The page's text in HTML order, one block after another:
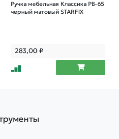
Ручка мебельная Классика РВ-65
черный матовый STARFIX
283,00₽